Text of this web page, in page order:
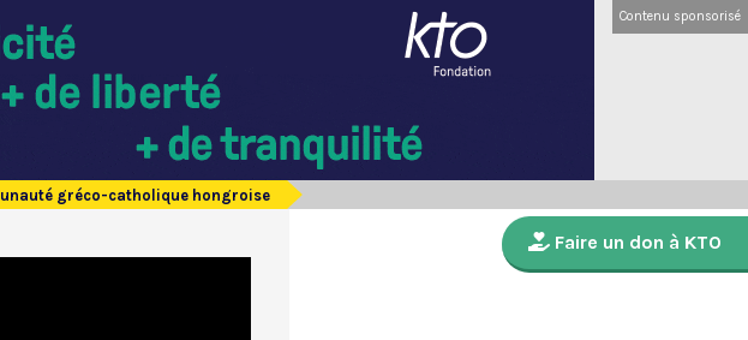
Contenu sponsorisé
gréco-catholique hongroise
Faire un don à KTO